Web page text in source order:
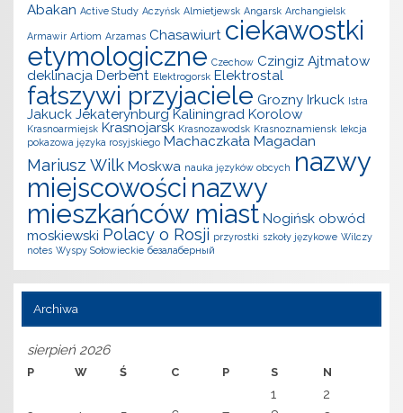
Abakan Active Study Aczyńsk Almietjewsk Angarsk Archangielsk
Armawir Artiom Arzamas Chasawiurt ciekawostki
etymologiczne Czechow Czingiz Ajtmatow
deklinacja Derbent Elektrogorsk Elektrostal
fałszywi przyjaciele Grozny Irkuck Istra
Jakuck Jekaterynburg Kaliningrad Korolow
Krasnoarmiejsk Krasnojarsk Krasnozawodsk Krasnoznamiensk lekcja
pokazowa języka rosyjskiego Machaczkała Magadan
Mariusz Wilk Moskwa nauka języków obcych nazwy
miejscowości nazwy
mieszkańców miast Nogińsk obwód
moskiewski Polacy o Rosji przyrostki szkoły językowe Wilczy
notes Wyspy Sołowieckie безалаберный
Archiwa
sierpień 2026
P W Ś C P S N
1
2